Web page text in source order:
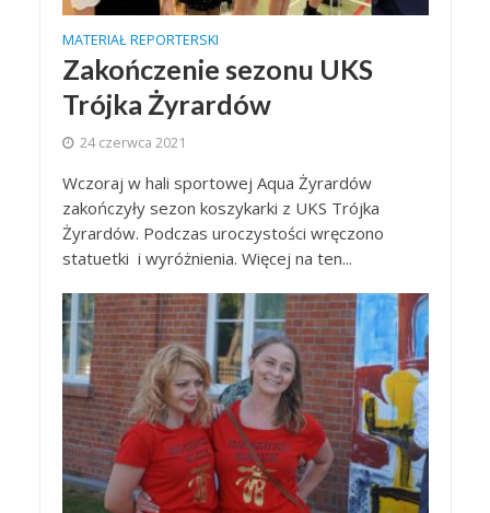
MATERIAŁ REPORTERSKI
Zakończenie sezonu UKS
Trójka Żyrardów
24 czerwca 2021
Wczoraj w hali sportowej Aqua Żyrardów
zakończyły sezon koszykarki z UKS Trójka
Żyrardów. Podczas uroczystości wręczono
statuetki i wyróżnienia. Więcej na ten...